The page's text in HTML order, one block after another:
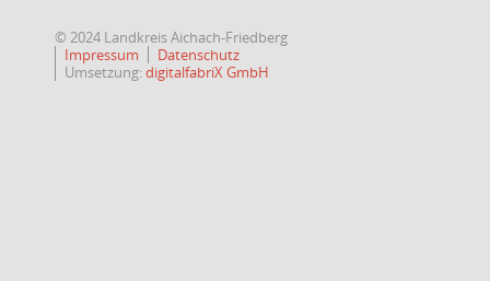
© 2024 Landkreis Aichach-Friedberg
Impressum
Datenschutz
Umsetzung:digitalfabriX GmbH